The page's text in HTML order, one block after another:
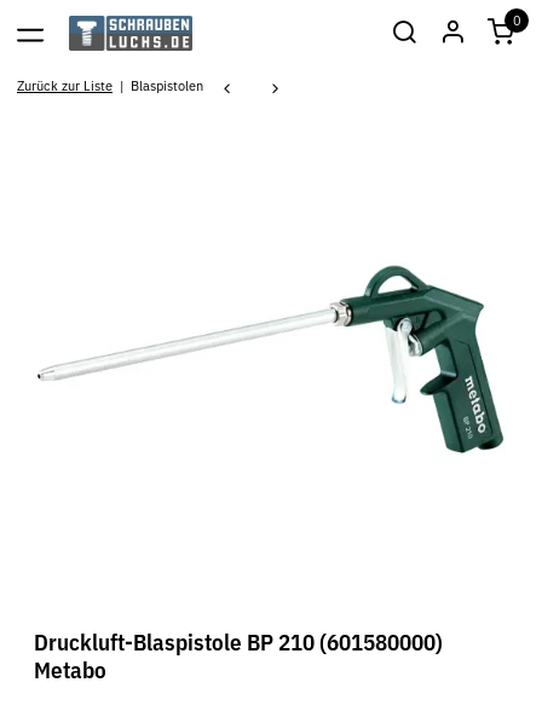
0
Zurück zur Liste Blaspistolen
Druckluft-Blaspistole BP 210 (601580000)
Metabo